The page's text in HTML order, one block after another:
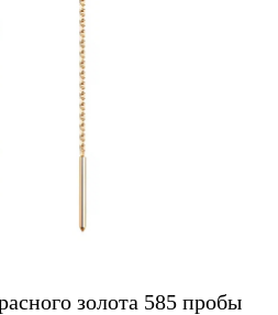
золота 585 пробы